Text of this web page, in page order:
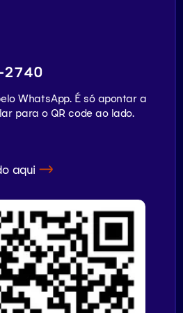
2740
WhatsApp. É só apontar a
para o QR code ao lado.
aqui